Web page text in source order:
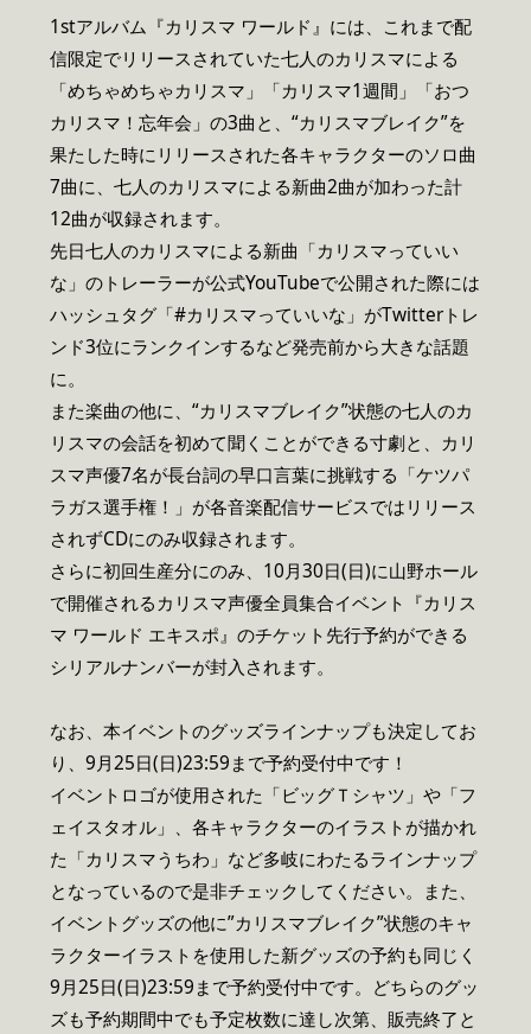
1stアルバム『カリスマ ワールド』には、これまで配
信限定でリリースされていた七人のカリスマによる
「めちゃめちゃカリスマ」「カリスマ1週間」「おつ
カリスマ！忘年会」の3曲と、“カリスマブレイク”を
果たした時にリリースされた各キャラクターのソロ曲
7曲に、七人のカリスマによる新曲2曲が加わった計
12曲が収録されます。
先日七人のカリスマによる新曲「カリスマっていい
な」のトレーラーが公式YouTubeで公開された際には
ハッシュタグ「#カリスマっていいな」がTwitterトレ
ンド3位にランクインするなど発売前から大きな話題
に。
また楽曲の他に、“カリスマブレイク”状態の七人のカ
リスマの会話を初めて聞くことができる寸劇と、カリ
スマ声優7名が長台詞の早口言葉に挑戦する「ケツパ
ラガス選手権！」が各音楽配信サービスではリリース
されずCDにのみ収録されます。
さらに初回生産分にのみ、10月30日(日)に山野ホール
で開催されるカリスマ声優全員集合イベント『カリス
マ ワールド エキスポ』のチケット先行予約ができる
シリアルナンバーが封入されます。
なお、本イベントのグッズラインナップも決定してお
り、9月25日(日)23:59まで予約受付中です！
イベントロゴが使用された「ビッグＴシャツ」や「フ
ェイスタオル」、各キャラクターのイラストが描かれ
た「カリスマうちわ」など多岐にわたるラインナップ
となっているので是非チェックしてください。また、
イベントグッズの他に”カリスマブレイク”状態のキャ
ラクターイラストを使用した新グッズの予約も同じく
9月25日(日)23:59まで予約受付中です。どちらのグッ
ズも予約期間中でも予定枚数に達し次第、販売終了と